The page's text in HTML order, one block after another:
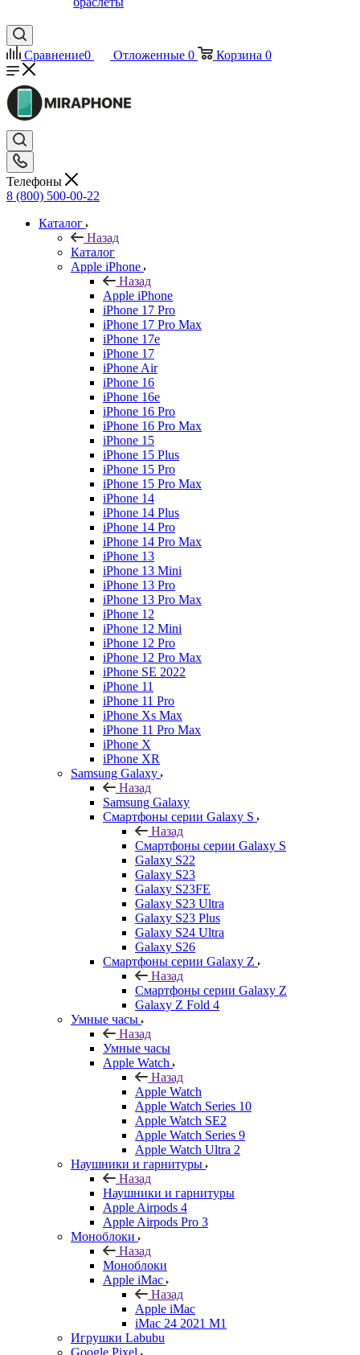
Сравнение0 Отложенные 0 Корзина 0
Телефоны
8 (800) 500-00-22
Каталог
Назад
Каталог
Apple iPhone
Назад
Apple iPhone
iPhone 17 Pro
iPhone 17 Pro Max
iPhone 17e
iPhone 17
iPhone Air
iPhone 16
iPhone 16e
iPhone 16 Pro
iPhone 16 Pro Max
iPhone 15
iPhone 15 Plus
iPhone 15 Pro
iPhone 15 Pro Max
iPhone 14
iPhone 14 Plus
iPhone 14 Pro
iPhone 14 Pro Max
iPhone 13
iPhone 13 Mini
iPhone 13 Pro
iPhone 13 Pro Max
iPhone 12
iPhone 12 Mini
iPhone 12 Pro
iPhone 12 Pro Max
iPhone SE 2022
iPhone 11
iPhone 11 Pro
iPhone Xs Max
iPhone 11 Pro Max
iPhone X
iPhone XR
Samsung Galaxy
Назад
Samsung Galaxy
Смартфоны серии Galaxy S
Назад
Смартфоны серии Galaxy S
Galaxy S22
Galaxy S23
Galaxy S23FE
Galaxy S23 Ultra
Galaxy S23 Plus
Galaxy S24 Ultra
Galaxy S26
Смартфоны серии Galaxy Z
Назад
Смартфоны серии Galaxy Z
Galaxy Z Fold 4
Умные часы
Назад
Умные часы
Apple Watch
Назад
Apple Watch
Apple Watch Series 10
Apple Watch SE2
Apple Watch Series 9
Apple Watch Ultra 2
Наушники и гарнитуры
Назад
Наушники и гарнитуры
Apple Airpods 4
Apple Airpods Pro 3
Моноблоки
Назад
Моноблоки
Apple iMac
Назад
Apple iMac
iMac 24 2021 M1
Игрушки Labubu
Google Pixel